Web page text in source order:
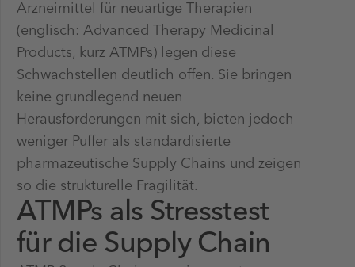
Arzneimittel für neuartige Therapien
(englisch: Advanced Therapy Medicinal
Products, kurz ATMPs) legen diese
Schwachstellen deutlich offen. Sie bringen
keine grundlegend neuen
Herausforderungen mit sich, bieten jedoch
weniger Puffer als standardisierte
pharmazeutische Supply Chains und zeigen
so die strukturelle Fragilität.
ATMPs als Stresstest
für die Supply Chain